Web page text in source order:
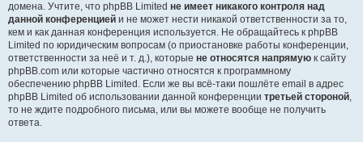
домена. Учтите, что phpBB Limited не имеет никакого контроля над
данной конференцией и не может нести никакой ответственности за то,
кем и как данная конференция используется. Не обращайтесь к phpBB
Limited по юридическим вопросам (о приостановке работы конференции,
ответственности за неё и т. д.), которые не относятся напрямую к сайту
phpBB.com или которые частично относятся к программному
обеспечению phpBB Limited. Если же вы всё-таки пошлёте email в адрес
phpBB Limited об использовании данной конференции третьей стороной,
то не ждите подробного письма, или вы можете вообще не получить
ответа.